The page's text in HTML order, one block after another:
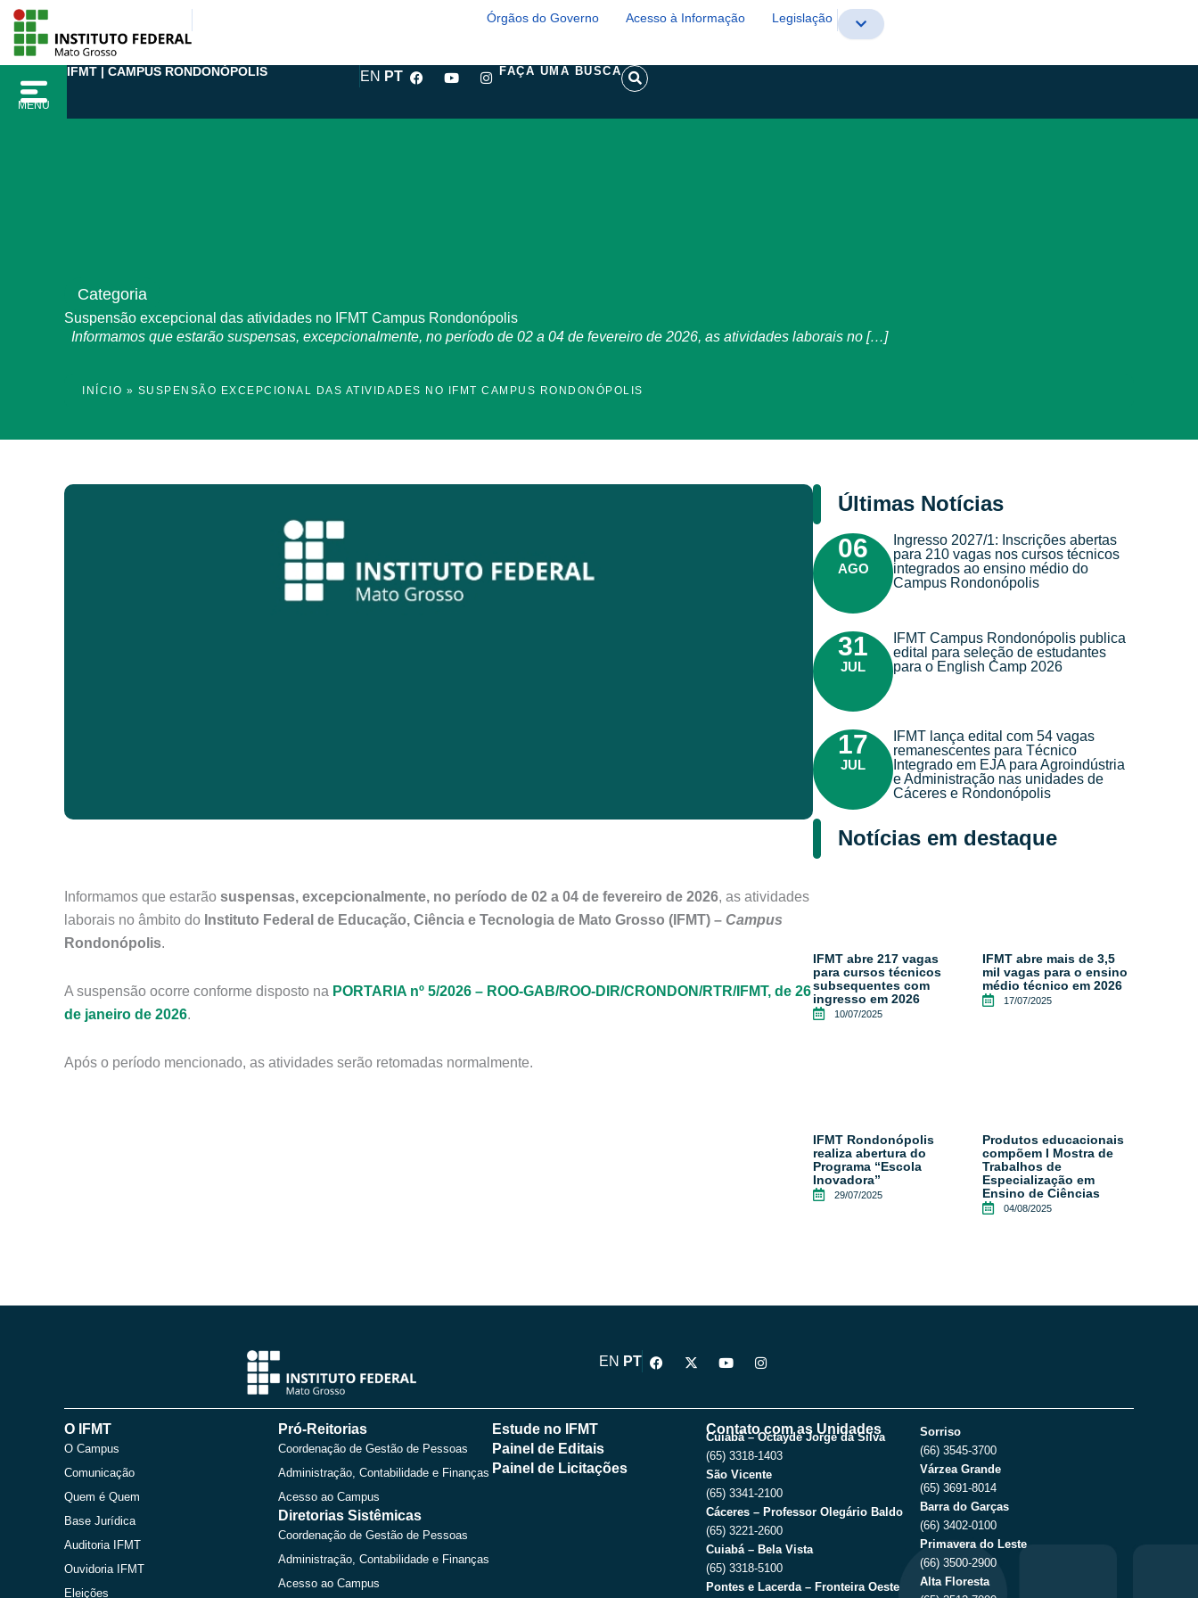
para
conteúdo
Órgãos do Governo Acesso à Informação Legislação
MENU
IFMT | CAMPUS RONDONÓPOLIS EN PT
F
a
Y
o
I
n
FAÇA UMA BUSCA
S
e
Categoria
Suspensão excepcional das atividades no IFMT Campus Rondonópolis
Informamos que estarão suspensas, excepcionalmente, no período de 02 a 04 de fevereiro de 2026, as atividades laborais no […]
INÍCIO » SUSPENSÃO EXCEPCIONAL DAS ATIVIDADES NO IFMT CAMPUS RONDONÓPOLIS
Informamos que estarão suspensas, excepcionalmente, no período de 02 a 04 de fevereiro de 2026, as atividades
laborais no âmbito do Instituto Federal de Educação, Ciência e Tecnologia de Mato Grosso (IFMT) – Campus
Rondonópolis.
A suspensão ocorre conforme disposto na PORTARIA nº 5/2026 – ROO-GAB/ROO-DIR/CRONDON/RTR/IFMT, de 26
de janeiro de 2026.
Após o período mencionado, as atividades serão retomadas normalmente.
Últimas Notícias
06
AGO
Ingresso 2027/1: Inscrições abertas
para 210 vagas nos cursos técnicos
integrados ao ensino médio do
Campus Rondonópolis
31
JUL
IFMT Campus Rondonópolis publica
edital para seleção de estudantes
para o English Camp 2026
17
JUL
IFMT lança edital com 54 vagas
remanescentes para Técnico
Integrado em EJA para Agroindústria
e Administração nas unidades de
Cáceres e Rondonópolis
Notícias em destaque
IFMT abre 217 vagas
para cursos técnicos
subsequentes com
ingresso em 2026
10/07/2025
IFMT abre mais de 3,5
mil vagas para o ensino
médio técnico em 2026
17/07/2025
IFMT Rondonópolis
realiza abertura do
Programa “Escola
Inovadora”
29/07/2025
Produtos educacionais
compõem I Mostra de
Trabalhos de
Especialização em
Ensino de Ciências
04/08/2025
EN PT
F
a
b
X
-
i
Y
o
u
b
e
I
n
a
g
r
a
m
O IFMT
O Campus
Comunicação
Quem é Quem
Base Jurídica
Auditoria IFMT
Ouvidoria IFMT
Eleições
Pró-Reitorias
Coordenação de Gestão de Pessoas
Administração, Contabilidade e Finanças
Acesso ao Campus
Diretorias Sistêmicas
Coordenação de Gestão de Pessoas
Administração, Contabilidade e Finanças
Acesso ao Campus
Estude no IFMT
Painel de Editais
Painel de Licitações
Contato com as Unidades
Cuiabá – Octayde Jorge da Silva
(65) 3318-1403
São Vicente
(65) 3341-2100
Cáceres – Professor Olegário Baldo
(65) 3221-2600
Cuiabá – Bela Vista
(65) 3318-5100
Pontes e Lacerda – Fronteira Oeste
Sorriso
(66) 3545-3700
Várzea Grande
(65) 3691-8014
Barra do Garças
(66) 3402-0100
Primavera do Leste
(66) 3500-2900
Alta Floresta